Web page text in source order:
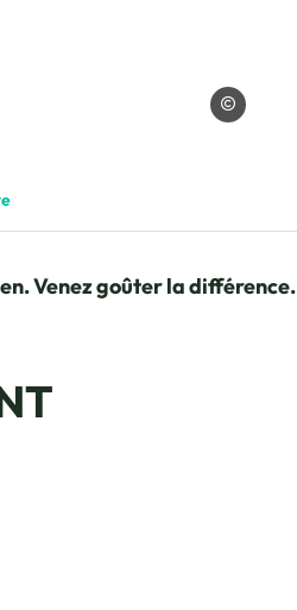
Sardegna
Venez goûter la différence.